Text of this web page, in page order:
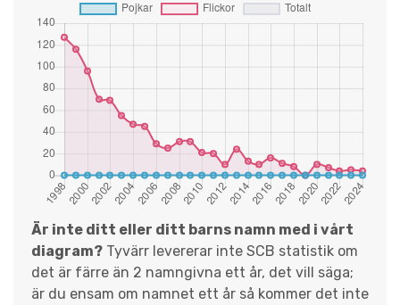
Är inte ditt eller ditt barns namn med i vårt
diagram? Tyvärr levererar inte SCB statistik om
det är färre än 2 namngivna ett år, det vill säga;
är du ensam om namnet ett år så kommer det inte